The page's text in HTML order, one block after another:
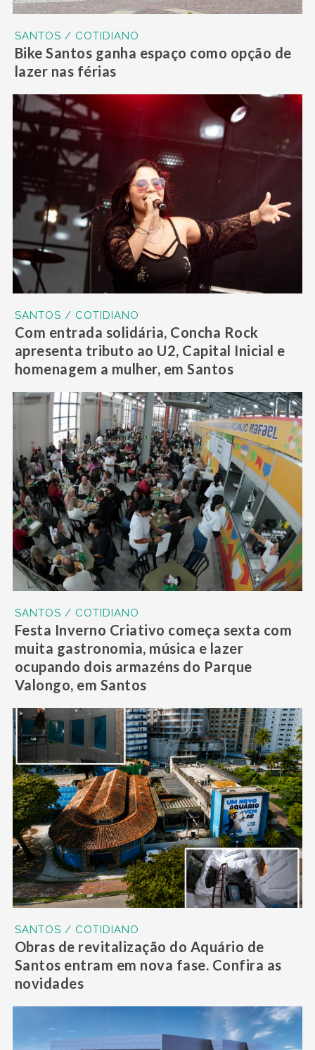
SANTOS / COTIDIANO
Bike Santos ganha espaço como opção de
lazer nas férias
SANTOS / COTIDIANO
Com entrada solidária, Concha Rock
apresenta tributo ao U2, Capital Inicial e
homenagem a mulher, em Santos
SANTOS / COTIDIANO
Festa Inverno Criativo começa sexta com
muita gastronomia, música e lazer
ocupando dois armazéns do Parque
Valongo, em Santos
SANTOS / COTIDIANO
Obras de revitalização do Aquário de
Santos entram em nova fase. Confira as
novidades